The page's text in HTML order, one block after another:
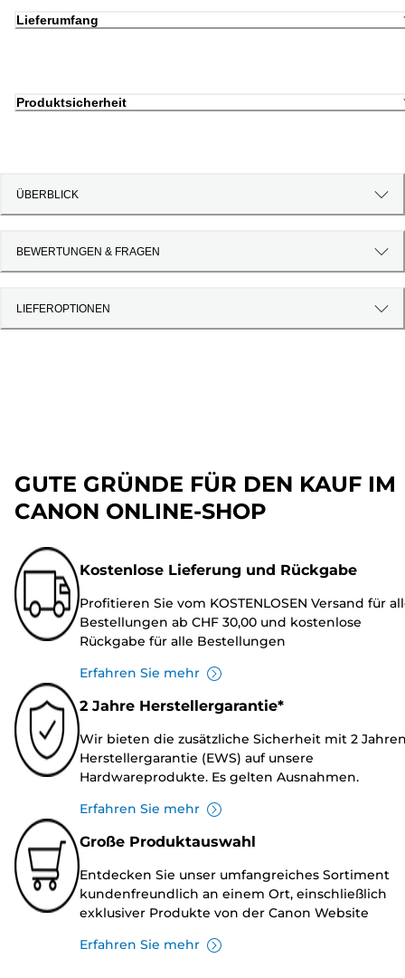
Lieferumfang
Produktsicherheit
ÜBERBLICK
BEWERTUNGEN & FRAGEN
LIEFEROPTIONEN
GUTE GRÜNDE FÜR DEN KAUF IM
CANON ONLINE-SHOP
Kostenlose Lieferung und Rückgabe
Profitieren Sie vom KOSTENLOSEN Versand für
Bestellungen ab CHF 30,00 und kostenlose
Rückgabe für alle Bestellungen
Erfahren Sie mehr
2 Jahre Herstellergarantie*
Wir bieten die zusätzliche Sicherheit mit 2
Herstellergarantie (EWS) auf unsere
Hardwareprodukte. Es gelten Ausnahmen.
Erfahren Sie mehr
Große Produktauswahl
Entdecken Sie unser umfangreiches Sortiment
kundenfreundlich an einem Ort, einschließlich
exklusiver Produkte von der Canon Website
Erfahren Sie mehr